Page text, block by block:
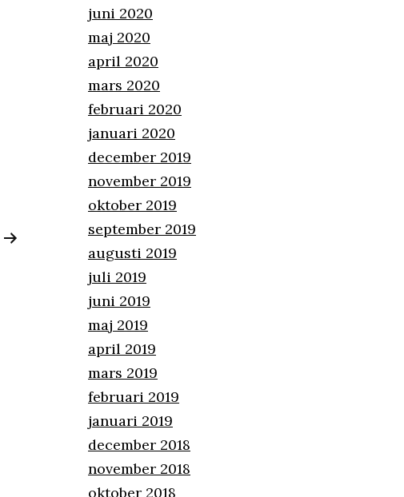
juni 2020
maj 2020
april 2020
mars 2020
februari 2020
januari 2020
december 2019
november 2019
oktober 2019
september 2019
augusti 2019
juli 2019
juni 2019
maj 2019
april 2019
mars 2019
februari 2019
januari 2019
december 2018
november 2018
oktober 2018